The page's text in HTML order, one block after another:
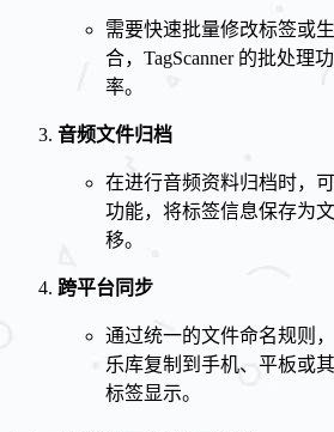
需要快速批量修改标签或
合，TagScanner 的批处理
率。
音频文件归档
在进行音频资料归档时，
功能，将标签信息保存为
移。
跨平台同步
通过统一的文件命名规则
乐库复制到手机、平板或
标签显示。